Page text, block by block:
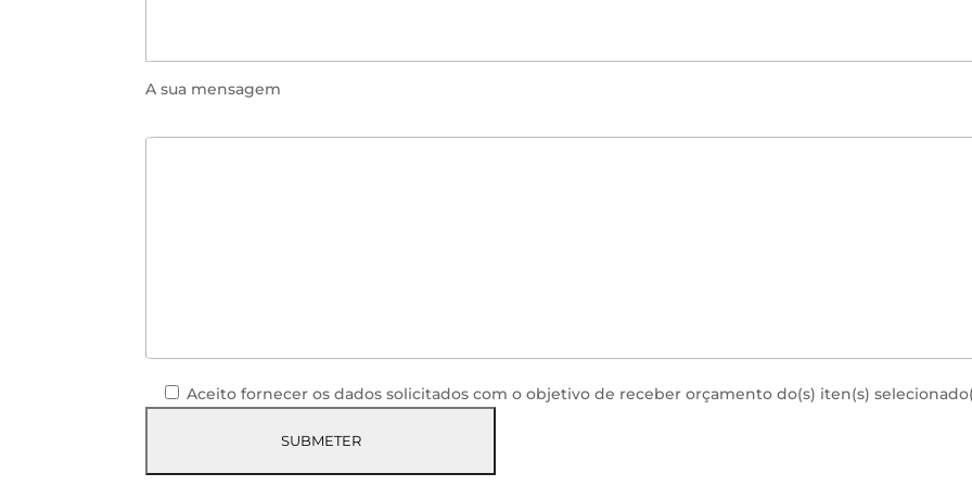
A sua mensagem
Aceito fornecer os dados solicitados com o objetivo de receber orçamento do(s) iten(s)